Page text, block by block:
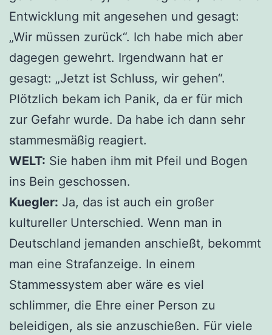
Entwicklung mit angesehen und gesagt:
„Wir müssen zurück“. Ich habe mich aber
dagegen gewehrt. Irgendwann hat er
gesagt: „Jetzt ist Schluss, wir gehen“.
Plötzlich bekam ich Panik, da er für mich
zur Gefahr wurde. Da habe ich dann sehr
stammesmäßig reagiert.
WELT: Sie haben ihm mit Pfeil und Bogen
ins Bein geschossen.
Kuegler: Ja, das ist auch ein großer
kultureller Unterschied. Wenn man in
Deutschland jemanden anschießt, bekommt
man eine Strafanzeige. In einem
Stammessystem aber wäre es viel
schlimmer, die Ehre einer Person zu
beleidigen, als sie anzuschießen. Für viele